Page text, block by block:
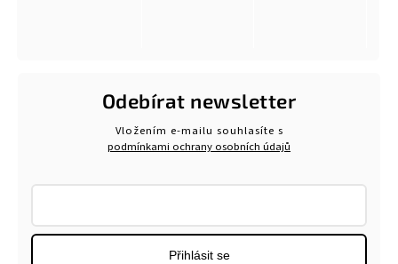
Odebírat newsletter
Vložením e-mailu souhlasíte s
podmínkami ochrany osobních údajů
Přihlásit se